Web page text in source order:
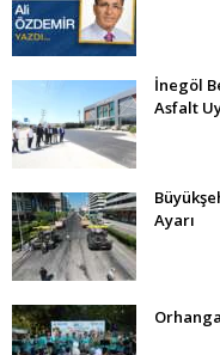
İnegöl
Asfalt
Ayarı